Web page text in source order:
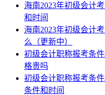
海南2023年初级会计
和时间
海南2023年初级会计
么（更新中）
初级会计职称报考条
格贵吗
初级会计职称报考条
条件和时间